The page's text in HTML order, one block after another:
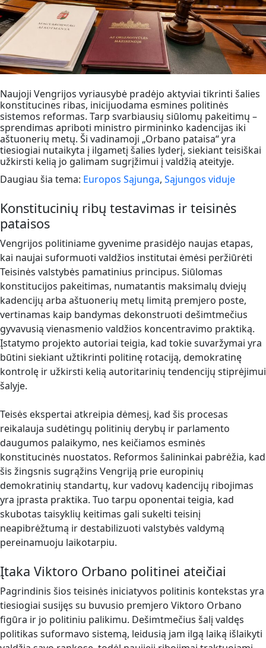
Naujoji Vengrijos vyriausybė pradėjo aktyviai tikrinti šalies
konstitucines ribas, inicijuodama esmines politinės
sistemos reformas. Tarp svarbiausių siūlomų pakeitimų –
sprendimas apriboti ministro pirmininko kadencijas iki
aštuonerių metų. Ši vadinamoji „Orbano pataisa“ yra
tiesiogiai nutaikyta į ilgametį šalies lyderį, siekiant teisiškai
užkirsti kelią jo galimam sugrįžimui į valdžią ateityje.
Daugiau šia tema: Europos Sąjunga, Sąjungos viduje
Konstitucinių ribų testavimas ir teisinės
pataisos
Vengrijos politiniame gyvenime prasidėjo naujas etapas,
kai naujai suformuoti valdžios institutai ėmėsi peržiūrėti
Teisinės valstybės pamatinius principus. Siūlomas
konstitucijos pakeitimas, numatantis maksimalų dviejų
kadencijų arba aštuonerių metų limitą premjero poste,
vertinamas kaip bandymas dekonstruoti dešimtmečius
gyvavusią vienasmenio valdžios koncentravimo praktiką.
Įstatymo projekto autoriai teigia, kad tokie suvaržymai yra
būtini siekiant užtikrinti politinę rotaciją, demokratinę
kontrolę ir užkirsti kelią autoritarinių tendencijų stiprėjimui
šalyje.
Teisės ekspertai atkreipia dėmesį, kad šis procesas
reikalauja sudėtingų politinių derybų ir parlamento
daugumos palaikymo, nes keičiamos esminės
konstitucinės nuostatos. Reformos šalininkai pabrėžia, kad
šis žingsnis sugrąžins Vengriją prie europinių
demokratinių standartų, kur vadovų kadencijų ribojimas
yra įprasta praktika. Tuo tarpu oponentai teigia, kad
skubotas taisyklių keitimas gali sukelti teisinį
neapibrėžtumą ir destabilizuoti valstybės valdymą
pereinamuoju laikotarpiu.
Įtaka Viktoro Orbano politinei ateičiai
Pagrindinis šios teisinės iniciatyvos politinis kontekstas yra
tiesiogiai susijęs su buvusio premjero Viktoro Orbano
figūra ir jo politiniu palikimu. Dešimtmečius šalį valdęs
politikas suformavo sistemą, leidusią jam ilgą laiką išlaikyti